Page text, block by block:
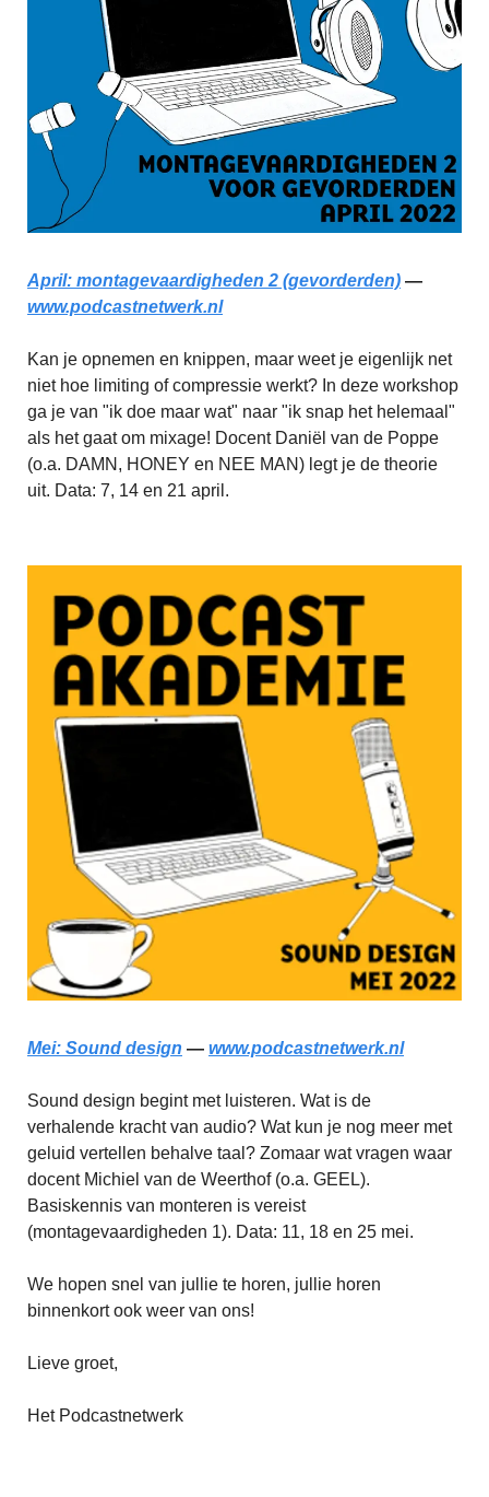
April: montagevaardigheden 2 (gevorderden) —
www.podcastnetwerk.nl
Kan je opnemen en knippen, maar weet je eigenlijk net
niet hoe limiting of compressie werkt? In deze workshop
ga je van "ik doe maar wat" naar "ik snap het helemaal"
als het gaat om mixage! Docent Daniël van de Poppe
(o.a. DAMN, HONEY en NEE MAN) legt je de theorie
uit. Data: 7, 14 en 21 april.
Mei: Sound design — www.podcastnetwerk.nl
Sound design begint met luisteren. Wat is de
verhalende kracht van audio? Wat kun je nog meer met
geluid vertellen behalve taal? Zomaar wat vragen waar
docent Michiel van de Weerthof (o.a. GEEL).
Basiskennis van monteren is vereist
(montagevaardigheden 1). Data: 11, 18 en 25 mei.
We hopen snel van jullie te horen, jullie horen
binnenkort ook weer van ons!
Lieve groet,
Het Podcastnetwerk